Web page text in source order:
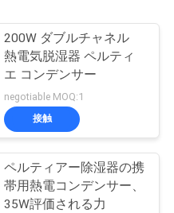
200W ダブルチャネル
熱電気脱湿器 ペルティ
エ コンデンサー
negotiable MOQ:1
接触
ペルティアー除湿器の携
帯用熱電コンデンサー、
35W評価される力